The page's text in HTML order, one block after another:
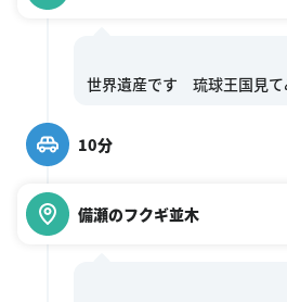
10分
備瀬のフクギ並木